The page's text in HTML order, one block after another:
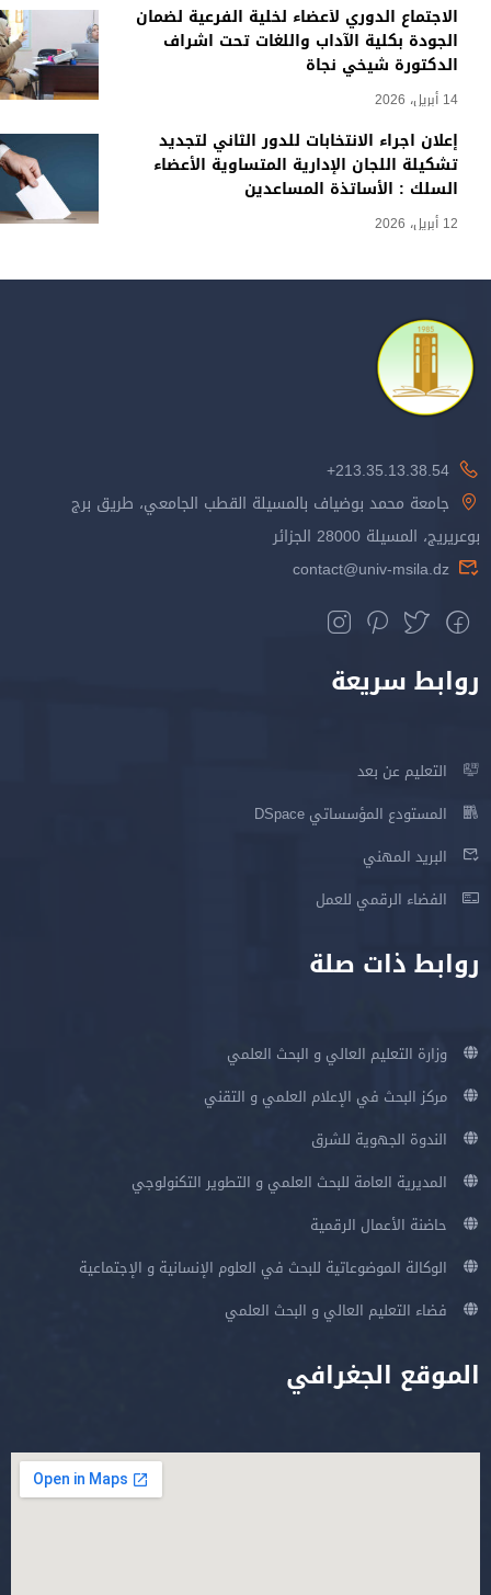
الاجتماع الدوري لأعضاء لخلية الفرعية لضمان
الجودة بكلية الآداب واللغات تحت اشراف
الدكتورة شيخي نجاة
14 أبريل، 2026
إعلان اجراء الانتخابات للدور الثاني لتجديد
تشكيلة اللجان الإدارية المتساوية الأعضاء
السلك : الأساتذة المساعدين
12 أبريل، 2026
213.35.13.38.54+
جامعة محمد بوضياف بالمسيلة القطب الجامعي، طريق برج
بوعريريج، المسيلة 28000 الجزائر
contact@univ-msila.dz
روابط سريعة
التعليم عن بعد
المستودع المؤسساتي DSpace
البريد المهني
الفضاء الرقمي للعمل
روابط ذات صلة
وزارة التعليم العالي و البحث العلمي
مركز البحث في الإعلام العلمي و التقني
الندوة الجهوية للشرق
المديرية العامة للبحث العلمي و التطوير التكنولوجي
حاضنة الأعمال الرقمية
الوكالة الموضوعاتية للبحث في العلوم الإنسانية و الإجتماعية
فضاء التعليم العالي و البحث العلمي
الموقع الجغرافي